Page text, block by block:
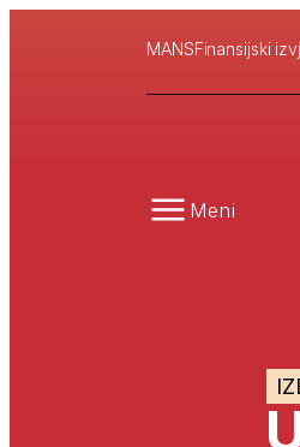
MANSFinansijski
Meni